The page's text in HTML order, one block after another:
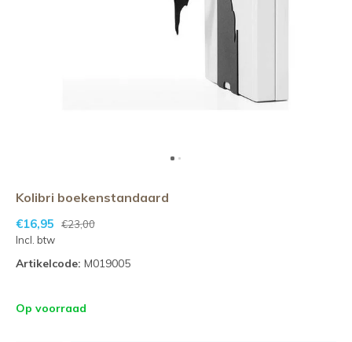
Kolibri boekenstandaard
€16,95
€23,00
Incl. btw
Artikelcode: M019005
Op voorraad